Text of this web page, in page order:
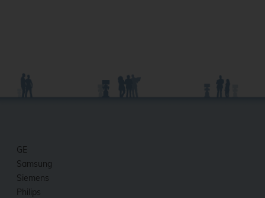
GE
Samsung
Siemens
Philips